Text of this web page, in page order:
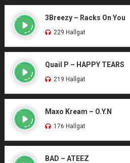
3Breezy – Racks On You
229 Hallgat
Quail P – HAPPY TEARS
219 Hallgat
Maxo Kream – O.Y.N
176 Hallgat
BAD – ATEEZ